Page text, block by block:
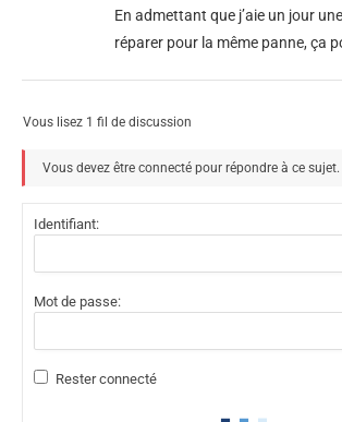
En admettant que j’aie un jour
réparer pour la même panne, ça
Vous lisez 1 fil de discussion
Vous devez être connecté pour répondre à ce sujet.
Identifiant:
Mot de passe:
Rester connecté